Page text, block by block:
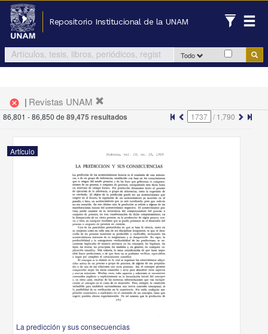
Repositorio Institucional de la UNAM
Todo
cancel | Revistas UNAM
86,801 - 86,850 de 89,475 resultados /1,790
Artículo
La predicción y sus consecuencias